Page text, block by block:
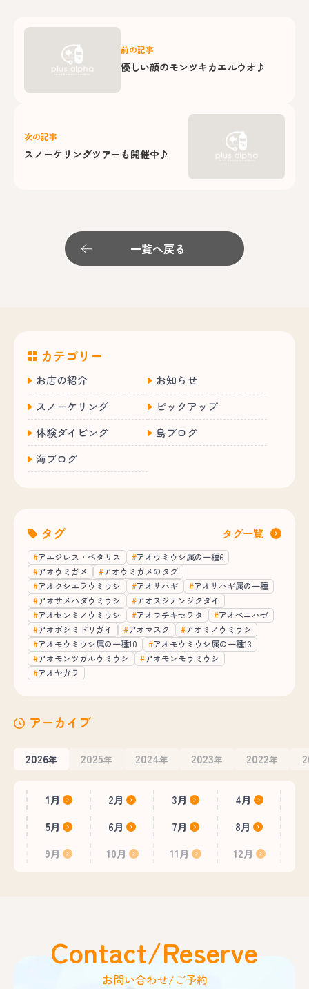
前の記事
優しい顔のモンツキカエルウオ♪
次の記事
スノーケリングツアーも開催中♪
一覧へ戻る
カテゴリー
お店の紹介
お知らせ
スノーケリング
ピックアップ
体験ダイビング
島ブログ
海ブログ
タグ タグ一覧
アエジレス・ペタリス
アオウミウシ属の一種6
アオウミガメ
アオウミガメのタグ
アオクシエラウミウシ
アオサハギ
アオサハギ属の一種
アオサメハダウミウシ
アオスジテンジクダイ
アオセンミノウミウシ
アオフチキセワタ
アオベニハゼ
アオボシミドリガイ
アオマスク
アオミノウミウシ
アオモウミウシ属の一種10
アオモウミウシ属の一種13
アオモンツガルウミウシ
アオモンモウミウシ
アオヤガラ
アーカイブ
2026年 2025年 2024年 2023年 2022年
1月 2月 3月
4月
5月
6月 7月
8月
9月
10月 11月 12月
Contact/Reserve
お問い合わせ/ご予約